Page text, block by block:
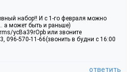
набор!! И с 1-го февраля можно
а может быть и раньше)
ycBa39rOpb или звоните
096-570-11-66(звонить в будни с 16:00
ответить